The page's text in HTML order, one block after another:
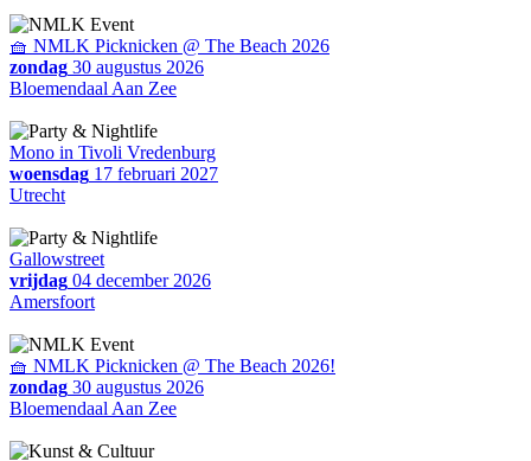
🧺 NMLK Picknicken @ The Beach 2026
zondag 30 augustus 2026
Bloemendaal Aan Zee
Mono in Tivoli Vredenburg
woensdag 17 februari 2027
Utrecht
Gallowstreet
vrijdag 04 december 2026
Amersfoort
🧺 NMLK Picknicken @ The Beach 2026!
zondag 30 augustus 2026
Bloemendaal Aan Zee